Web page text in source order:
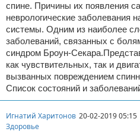
спине. Причины их появления
неврологические заболевания
системы. Одним из наиболее
заболеваний, связанных с
синдром Броун-
как чувствительных, так и
вызванных повреждением
Список состояний и
Игнатий Харитонов 20-02-2019 05:15
Здоровье